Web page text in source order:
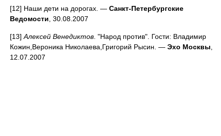
[12] Наши дети на дорогах. — Санкт-Петербургские
Ведомости , 30.08.2007
[13] Алексей Венедиктов . "Народ против". Гости: Владимир
Кожин,Вероника Николаева,Григорий Рысин. — Эхо Москвы
12.07.2007